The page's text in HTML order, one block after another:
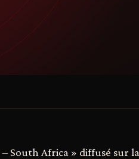
South Africa » diffusé sur la